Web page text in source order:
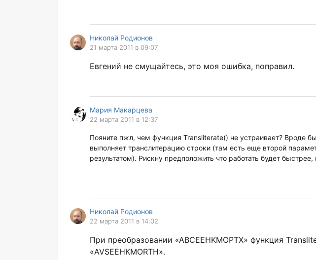
Николай Родионов
21 марта 2011 в 09:07
Евгений не смущайтесь, это моя ошибка, поправил.
Мария Макарцева
22 марта 2011 в 12:37
Пояните пжл, чем функция Transliterate() не устраивает? Вроде
выполняет транслитерацию строки (там есть еще второй
результатом). Рискну предположить что работать будет
Николай Родионов
22 марта 2011 в 14:02
При преобразовании «АВСЕEHKМОРТХ» функция
«AVSEEHKMORTH».